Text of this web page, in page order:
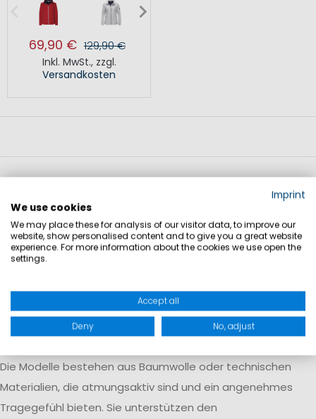
69,90 € 129,90 €
Inkl. MwSt., zzgl.
Versandkosten
Pullover und Midlayer für Crew und
Team
Pullover und Midlayer sind wichtige Bestandteile einer
abgestimmten Crew- oder Teamuniform. Sie eignen sich
funktionale Ergänzung für wechselnde Bedingungen an Bord
oder an Land.
Materialien und Tragekomfort
Die Modelle bestehen aus Baumwolle oder technischen
Materialien, die atmungsaktiv sind und ein angenehmes
Tragegefühl bieten. Sie unterstützen den
Imprint
We use cookies
We may place these for analysis of our visitor data, to improve our
website, show personalised content and to give you a great website
experience. For more information about the cookies we use open the
settings.
Accept all
Deny No, adjust